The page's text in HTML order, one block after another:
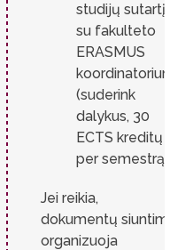
studijų sutartį
su fakulteto
ERASMUS
koordinatoriumi
(suderink
dalykus, 30
ECTS kreditų
per semestrą).
Jei reikia,
dokumentų siuntimą
organizuoja